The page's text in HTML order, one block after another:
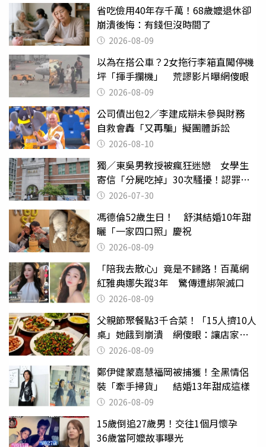
省吃儉用40年存千萬！68歲嬤退休卻
崩潰後悔：有錢但沒時間了
2026-08-09
以為在搭公車？2女拖行李箱直闖停機
坪「揮手攔機」 荒謬影片曝網傻眼
2026-08-09
公司債出包2／李建成辯未參與財務
自救會轟「又再騙」擬團體訴訟
2026-08-10
獨／東吳男教授被瘋狂迷戀 女學生
寄信「分屍吃掉」30次騷擾！認罪免
關 2026-07-30
馮德倫52歲生日！ 舒淇結婚10年甜
曬「一家四口照」慶祝
2026-08-09
「陪我去散心」竟是不歸路！百萬網
紅雅典娜失蹤3年 驚傳遭綁架滅口
2026-08-09
父親節聚餐點3千合菜！「15人擠10人
桌」她餓到崩潰 網傻眼：讓店家看
笑話2026-08-09
鄭伊健蒙嘉慧福岡被捕獲！全黑情侶
裝「牽手掃貨」 結婚13年甜成這樣
2026-08-09
15歲倒追27歲男！交往1個月懷孕
36歲當阿嬤故事曝光